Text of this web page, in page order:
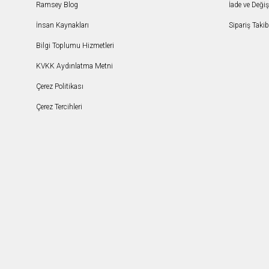
Ramsey Blog
İnsan Kaynakları
Bilgi Toplumu Hizmetleri
KVKK Aydınlatma Metni
Çerez Politikası
Çerez Tercihleri
İade ve
Sipariş